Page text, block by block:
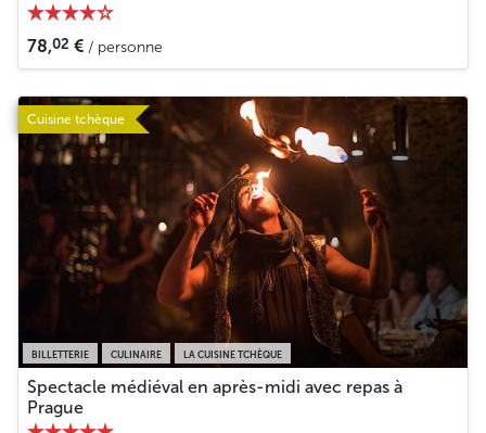
78,02 € / personne
Cuisine tchèque
BILLETTERIE CULINAIRE LA CUISINE TCHÈQUE
Spectacle médiéval en après-midi avec repas à
Prague